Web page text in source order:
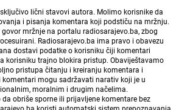
lični stavovi autora. Molimo korisnike da
i pisanja komentara koji podstiču na mržnju.
mržnje na portalu radiosarajevo.ba, zbog
Radiosarajevo.ba ima pravo i obavezu
dostavi podatke o korisniku čiji komentari
korisniku trajno blokira pristup. Obaviještavamo
pristupa čitanju i kreiranju komentara i
mogu sadržavati narativ koji je u
moralnim i drugim načelima.
obriše sporne ili prijavljene komentare bez